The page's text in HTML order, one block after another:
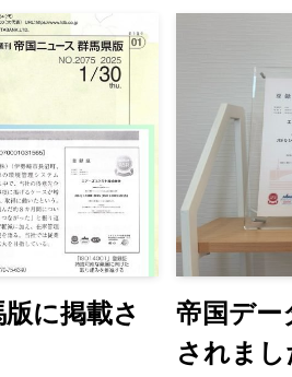
に掲載さ
帝国デー
されまし